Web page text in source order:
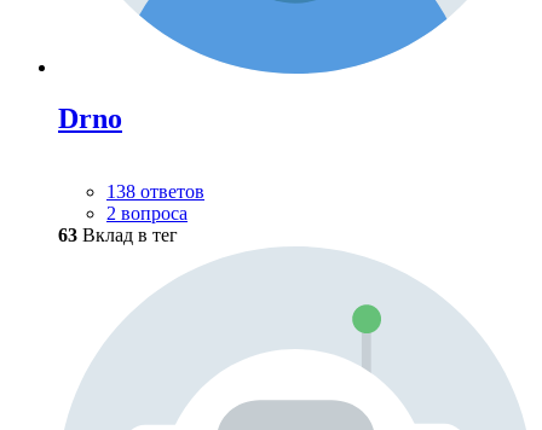
Drno
138 ответов
2 вопроса
63 Вклад в тег